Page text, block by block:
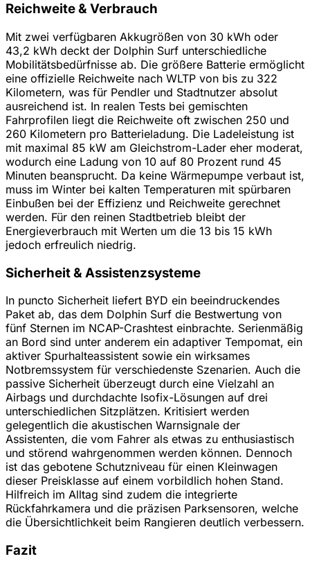
Reichweite & Verbrauch
Mit zwei verfügbaren Akkugrößen von 30 kWh oder
43,2 kWh deckt der Dolphin Surf unterschiedliche
Mobilitätsbedürfnisse ab. Die größere Batterie ermöglicht
eine offizielle Reichweite nach WLTP von bis zu 322
Kilometern, was für Pendler und Stadtnutzer absolut
ausreichend ist. In realen Tests bei gemischten
Fahrprofilen liegt die Reichweite oft zwischen 250 und
260 Kilometern pro Batterieladung. Die Ladeleistung ist
mit maximal 85 kW am Gleichstrom-Lader eher moderat,
wodurch eine Ladung von 10 auf 80 Prozent rund 45
Minuten beansprucht. Da keine Wärmepumpe verbaut ist,
muss im Winter bei kalten Temperaturen mit spürbaren
Einbußen bei der Effizienz und Reichweite gerechnet
werden. Für den reinen Stadtbetrieb bleibt der
Energieverbrauch mit Werten um die 13 bis 15 kWh
jedoch erfreulich niedrig.
Sicherheit & Assistenzsysteme
In puncto Sicherheit liefert BYD ein beeindruckendes
Paket ab, das dem Dolphin Surf die Bestwertung von
fünf Sternen im NCAP-Crashtest einbrachte. Serienmäßig
an Bord sind unter anderem ein adaptiver Tempomat, ein
aktiver Spurhalteassistent sowie ein wirksames
Notbremssystem für verschiedenste Szenarien. Auch die
passive Sicherheit überzeugt durch eine Vielzahl an
Airbags und durchdachte Isofix-Lösungen auf drei
unterschiedlichen Sitzplätzen. Kritisiert werden
gelegentlich die akustischen Warnsignale der
Assistenten, die vom Fahrer als etwas zu enthusiastisch
und störend wahrgenommen werden können. Dennoch
ist das gebotene Schutzniveau für einen Kleinwagen
dieser Preisklasse auf einem vorbildlich hohen Stand.
Hilfreich im Alltag sind zudem die integrierte
Rückfahrkamera und die präzisen Parksensoren, welche
die Übersichtlichkeit beim Rangieren deutlich verbessern.
Fazit